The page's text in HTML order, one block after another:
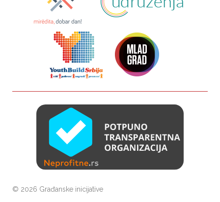
© 2026 Građanske inicijative